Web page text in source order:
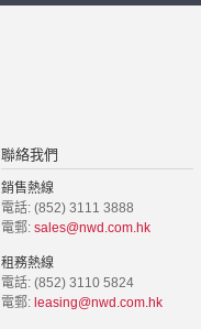
聯絡我們
銷售熱線
電話: (852) 3111 3888
電郵: sales@nwd.com.hk
租務熱線
電話: (852) 3110 5824
電郵: leasing@nwd.com.hk